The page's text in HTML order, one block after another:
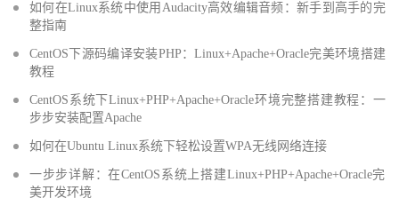
如何在Linux系统中使用Audacity高效编辑音频：新手到高手的完
整指南
CentOS下源码编译安装PHP：Linux+Apache+Oracle完美环境搭建
教程
CentOS系统下Linux+PHP+Apache+Oracle环境完整搭建教程：一
步步安装配置Apache
如何在Ubuntu Linux系统下轻松设置WPA无线网络连接
一步步详解：在CentOS系统上搭建Linux+PHP+Apache+Oracle完
美开发环境